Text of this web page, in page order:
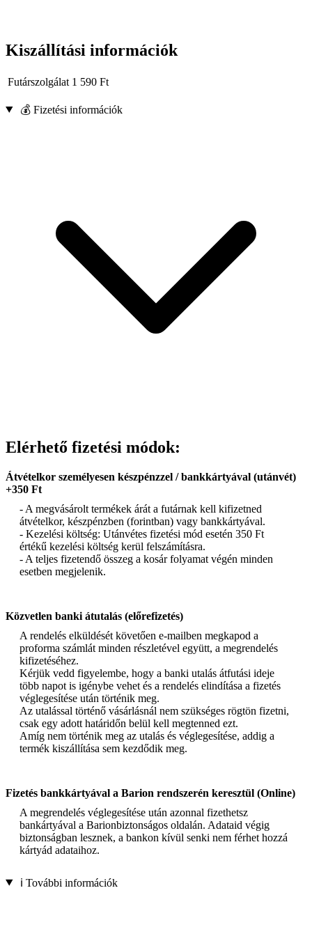
Kiszállítási információk
Futárszolgálat 1 590 Ft
💰 Fizetési információk
Elérhető fizetési módok:
Átvételkor személyesen készpénzzel / bankkártyával (utánvét)
+350 Ft
- A megvásárolt termékek árát a futárnak kell kifizetned
átvételkor, készpénzben (forintban) vagy bankkártyával.
- Kezelési költség: Utánvétes fizetési mód esetén 350 Ft
értékű kezelési költség kerül felszámításra.
- A teljes fizetendő összeg a kosár folyamat végén minden
esetben megjelenik.
Közvetlen banki átutalás (előrefizetés)
A rendelés elküldését követően e-mailben megkapod a
proforma számlát minden részletével együtt, a megrendelés
kifizetéséhez.
Kérjük vedd figyelembe, hogy a banki utalás átfutási ideje
több napot is igénybe vehet és a rendelés elindítása a fizetés
véglegesítése után történik meg.
Az utalással történő vásárlásnál nem szükséges rögtön fizetni,
csak egy adott határidőn belül kell megtenned ezt.
Amíg nem történik meg az utalás és véglegesítése, addig a
termék kiszállítása sem kezdődik meg.
Fizetés bankkártyával a Barion rendszerén keresztül (Online)
A megrendelés véglegesítése után azonnal fizethetsz
bankártyával a Barionbiztonságos oldalán. Adataid végig
biztonságban lesznek, a bankon kívül senki nem férhet hozzá
kártyád adataihoz.
ℹ️ További információk